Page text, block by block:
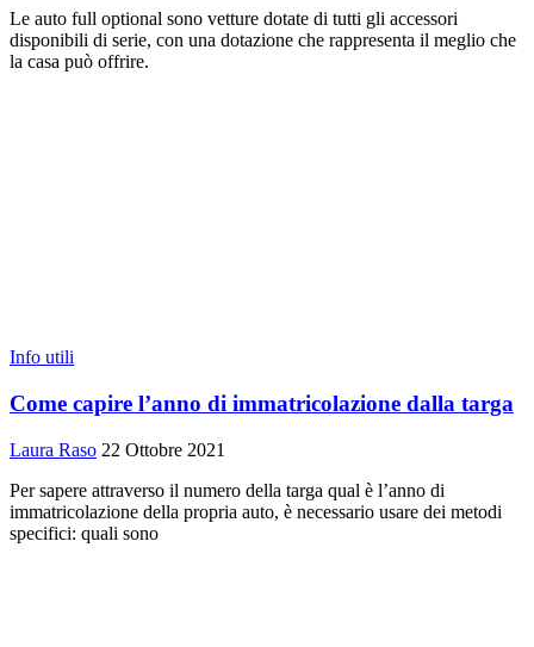
Le auto full optional sono vetture dotate di tutti gli accessori
disponibili di serie, con una dotazione che rappresenta il meglio che
la casa può offrire.
Info utili
Come capire l’anno di immatricolazione dalla targa
Laura Raso 22 Ottobre 2021
Per sapere attraverso il numero della targa qual è l’anno di
immatricolazione della propria auto, è necessario usare dei metodi
specifici: quali sono